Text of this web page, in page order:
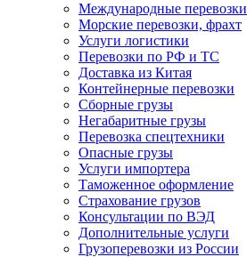
Международные перевозки
Морские перевозки, фрахт
Услуги логистики
Перевозки по РФ и ТС
Доставка из Китая
Контейнерные перевозки
Сборные грузы
Негабаритные грузы
Перевозка спецтехники
Опасные грузы
Услуги импортера
Таможенное оформление
Страхование грузов
Консультации по ВЭД
Дополнительные услуги
Грузоперевозки из России